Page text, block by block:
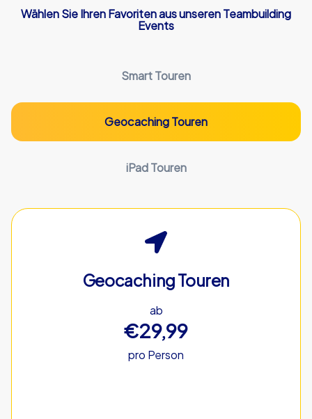
Wählen Sie Ihren Favoriten aus unseren Teambuilding
Events
Smart Touren
Geocaching Touren
iPad Touren
Geocaching Touren
ab
€29,99
pro Person